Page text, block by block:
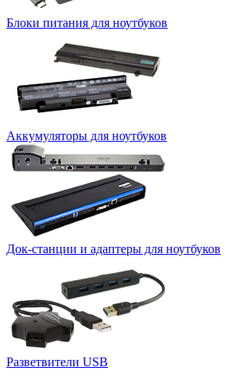
Блоки питания для ноутбуков
Аккумуляторы для ноутбуков
Док-станции и адаптеры для ноутбуков
Разветвители USB